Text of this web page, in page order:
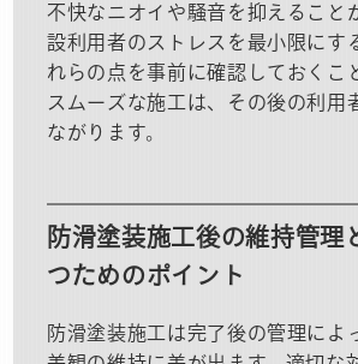
不快なニオイや騒音を抑えること
設利用者のストレスを最小限にす
れらの点を事前に確認しておくこ
スムーズな施工は、その後の利用
ながります。
防滑塗装施工後の維持管理
つためのポイント
防滑塗装施工は完了後の管理によ